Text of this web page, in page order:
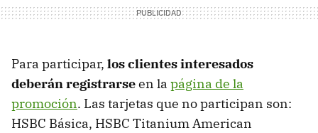
Para participar, los clientes interesados
deberán registrarseen la página de la
promoción. Las tarjetas que no participan son:
HSBC Básica, HSBC Titanium American